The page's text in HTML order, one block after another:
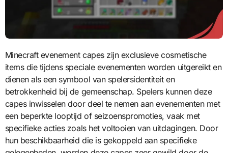
Minecraft evenement capes zijn exclusieve cosmetische
items die tijdens speciale evenementen worden uitgereikt en
dienen als een symbool van spelersidentiteit en
betrokkenheid bij de gemeenschap. Spelers kunnen deze
capes inwisselen door deel te nemen aan evenementen met
een beperkte looptijd of seizoenspromoties, vaak met
specifieke acties zoals het voltooien van uitdagingen. Door
hun beschikbaarheid die is gekoppeld aan specifieke